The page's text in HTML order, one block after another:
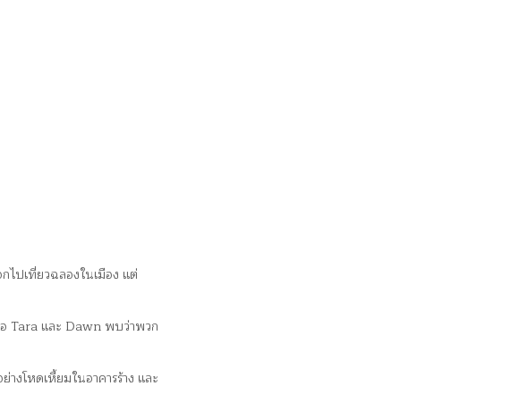
ไปเที่ยวฉลองในเมือง แต่
Tara และ Dawn พบว่าพวก
งโหดเหี้ยมในอาคารร้าง และ